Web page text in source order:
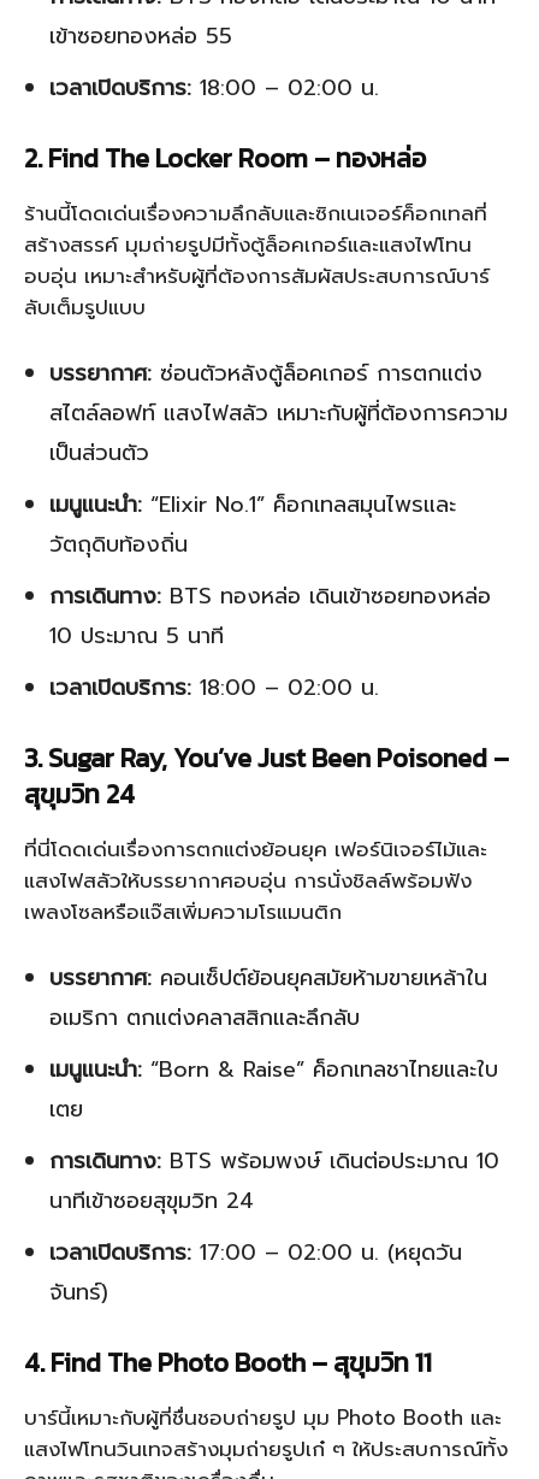
เข้าซอยทองหล่อ 55
เวลาเปิดบริการ: 18:00 – 02:00 น.
2. Find The Locker Room – ทองหล่อ
ร้านนี้โดดเด่นเรื่องความลึกลับและซิกเนเจอร์ค็อกเทลที่
สร้างสรรค์ มุมถ่ายรูปมีทั้งตู้ล็อคเกอร์และแสงไฟโทน
อบอุ่น เหมาะสำหรับผู้ที่ต้องการสัมผัสประสบการณ์บาร์
ลับเต็มรูปแบบ
บรรยากาศ: ซ่อนตัวหลังตู้ล็อคเกอร์ การตกแต่ง
สไตล์ลอฟท์ แสงไฟสลัว เหมาะกับผู้ที่ต้องการความ
เป็นส่วนตัว
เมนูแนะนำ: “Elixir No.1” ค็อกเทลสมุนไพรและ
วัตถุดิบท้องถิ่น
การเดินทาง: BTS ทองหล่อ เดินเข้าซอยทองหล่อ
10 ประมาณ 5 นาที
เวลาเปิดบริการ: 18:00 – 02:00 น.
3. Sugar Ray, You’ve Just Been Poisoned –
สุขุมวิท 24
ที่นี่โดดเด่นเรื่องการตกแต่งย้อนยุค เฟอร์นิเจอร์ไม้และ
แสงไฟสลัวให้บรรยากาศอบอุ่น การนั่งชิลล์พร้อมฟัง
เพลงโซลหรือแจ๊สเพิ่มความโรแมนติก
บรรยากาศ: คอนเซ็ปต์ย้อนยุคสมัยห้ามขายเหล้าใน
อเมริกา ตกแต่งคลาสสิกและลึกลับ
เมนูแนะนำ: “Born & Raise” ค็อกเทลชาไทยและใบ
เตย
การเดินทาง: BTS พร้อมพงษ์ เดินต่อประมาณ 10
นาทีเข้าซอยสุขุมวิท 24
เวลาเปิดบริการ: 17:00 – 02:00 น. (หยุดวัน
จันทร์)
4. Find The Photo Booth – สุขุมวิท 11
บาร์นี้เหมาะกับผู้ที่ชื่นชอบถ่ายรูป มุม Photo Booth และ
แสงไฟโทนวินเทจสร้างมุมถ่ายรูปเก๋ ๆ ให้ประสบการณ์ทั้ง